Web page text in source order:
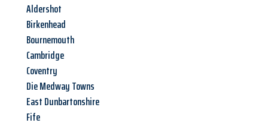
Aldershot
Birkenhead
Bournemouth
Cambridge
Coventry
Die Medway Towns
East Dunbartonshire
Fife